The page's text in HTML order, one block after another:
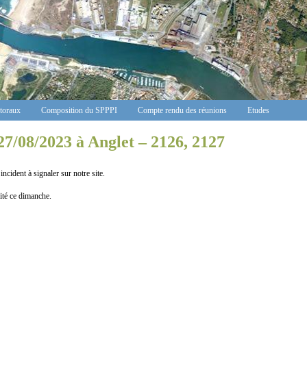
Composition du SPPPI Compte rendu des réunions Etudes
08/2023 à Anglet – 2126, 2127
à signaler sur notre site.
ce dimanche.